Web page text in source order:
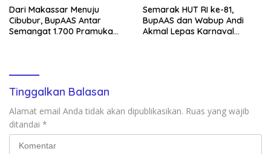
Dari Makassar Menuju
Cibubur, BupAAS Antar
Semangat 1.700 Pramuka
Semarak HUT RI ke-81,
BupAAS dan Wabup Andi
Akmal Lepas Karnaval
Tinggalkan Balasan
Alamat email Anda tidak akan dipublikasikan. Ruas yang wajib
ditandai *